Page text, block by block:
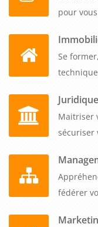
pour vous
Se
Juridique
Maitriser
sécuriser
fédérer